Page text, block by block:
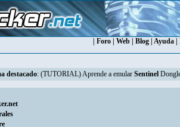
Foro| Web| Blog| Ayuda|
destacado: (TUTORIAL) Aprende a emular Sentinel